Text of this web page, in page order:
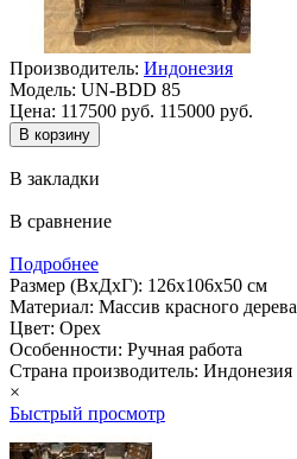
Производитель: Индонезия
Модель: UN-BDD 85
Цена: 117500 руб. 115000 руб.
В закладки
В сравнение
Подробнее
Размер (ВхДхГ): 126х106х50 см
Материал: Массив красного дерева
Цвет: Орех
Особенности: Ручная работа
Страна производитель: Индонезия
×
Быстрый просмотр